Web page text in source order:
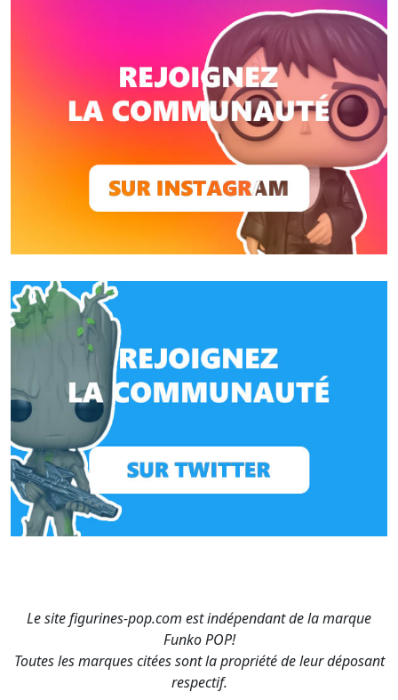
Le site figurines-pop.com est indépendant de la marque
Funko POP!
Toutes les marques citées sont la propriété de leur déposant
respectif.